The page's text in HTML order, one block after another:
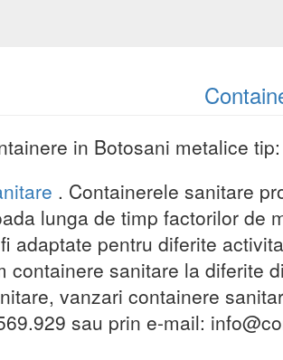
in Botosani metalice tip:
. Containerele sanitare
lunga de timp factorilor de
adaptate pentru diferite
containere sanitare la diferite
vanzari containere
sau prin e-mail: